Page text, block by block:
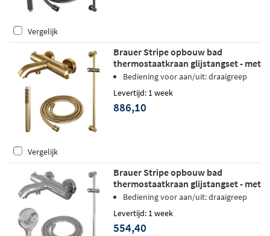
Vergelijk
Brauer Stripe opbouw bad
thermostaatkraan glijstangset - met
staafhanddouche - geborsteld goud
Bediening voor aan/uit: draaigreep
Levertijd: 1 week
886,10
Vergelijk
Brauer Stripe opbouw bad
thermostaatkraan glijstangset - met
3-standen handdouche - chroom
Bediening voor aan/uit: draaigreep
Levertijd: 1 week
554,40